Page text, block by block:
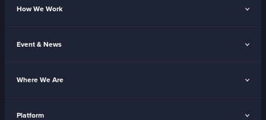
How We Work
Event & News
Where We Are
Platform